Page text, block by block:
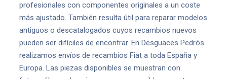
profesionales con componentes originales a un coste
más ajustado. También resulta útil para reparar modelos
antiguos o descatalogados cuyos recambios nuevos
pueden ser difíciles de encontrar. En Desguaces Pedrós
realizamos envíos de recambios Fiat a toda España y
Europa. Las piezas disponibles se muestran con